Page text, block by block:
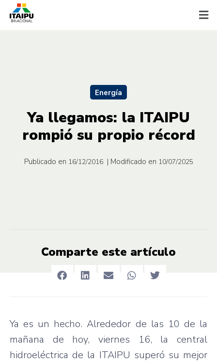
Energía
Ya llegamos: la ITAIPU
rompió su propio récord
Publicado en 16/12/2016 | Modificado en 10/07/2025
Comparte este artículo
Ya es un hecho. Alrededor de las 10 de la
mañana de hoy, viernes 16, la central
hidroeléctrica de la ITAIPU superó su mejor